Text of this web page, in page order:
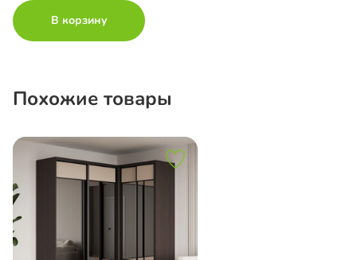
В корзину
Похожие товары